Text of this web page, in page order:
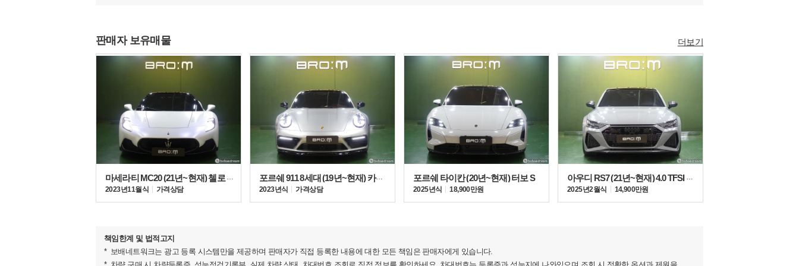
판매자 보유매물 더보기
마세라티 MC20 (21년~현재) 첼로 3.0 V6
2023년 11월식
가격상담
포르쉐 911 8세대 (19년~현재) 카레라 4 GTS
2023년식
가격상담
포르쉐 타이칸 (20년~현재) 터보 S
2025년식 18,900만원
아우디 RS7 (21년~현재) 4.0 TFSI 콰트로
2025년 2월식
14,900만원
책임한계 및 법적고지
보배네트워크는 광고 등록 시스템만을 제공하며 판매자가 직접 등록한 내용에 대한 모든 책임은 판매자에게 있습니다.